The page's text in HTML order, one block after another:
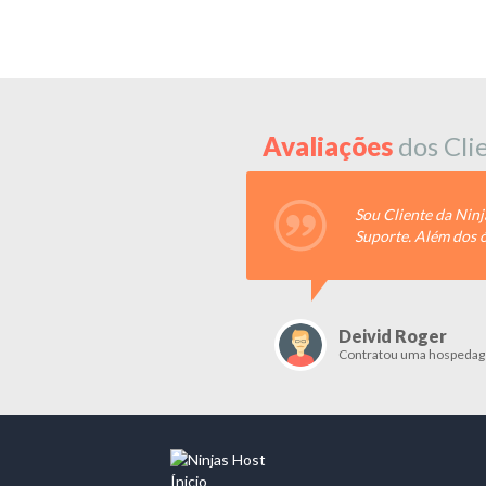
Avaliações dos
Sou Cliente da Ninjas Host desde sua
Suporte. Além dos ótimos preços praticados.
Contratou uma hospedagem
Ínicio